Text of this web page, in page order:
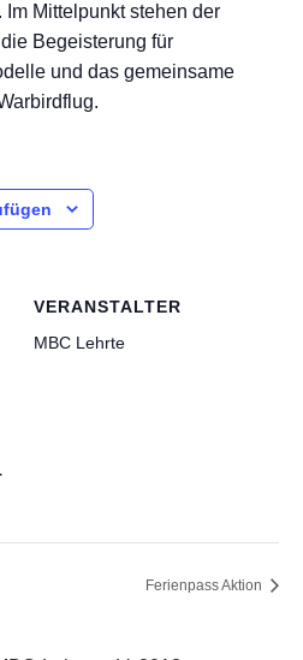
Mittelpunkt stehen der
Begeisterung für
und das gemeinsame
VERANSTALTER
MBC Lehrte
Ferienpass Aktion